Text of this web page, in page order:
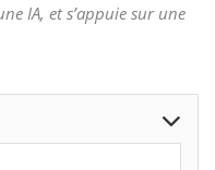
IA, et s’appuie sur une